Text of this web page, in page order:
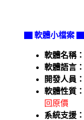
▇ 軟體小檔案 ▇
軟體名稱：
軟體語言：
開發人員：
軟體性質：
回原價
系統支援：